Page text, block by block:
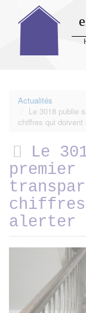
Actualités
Le 3018 publie
chiffres qui
Le
premier
alerter